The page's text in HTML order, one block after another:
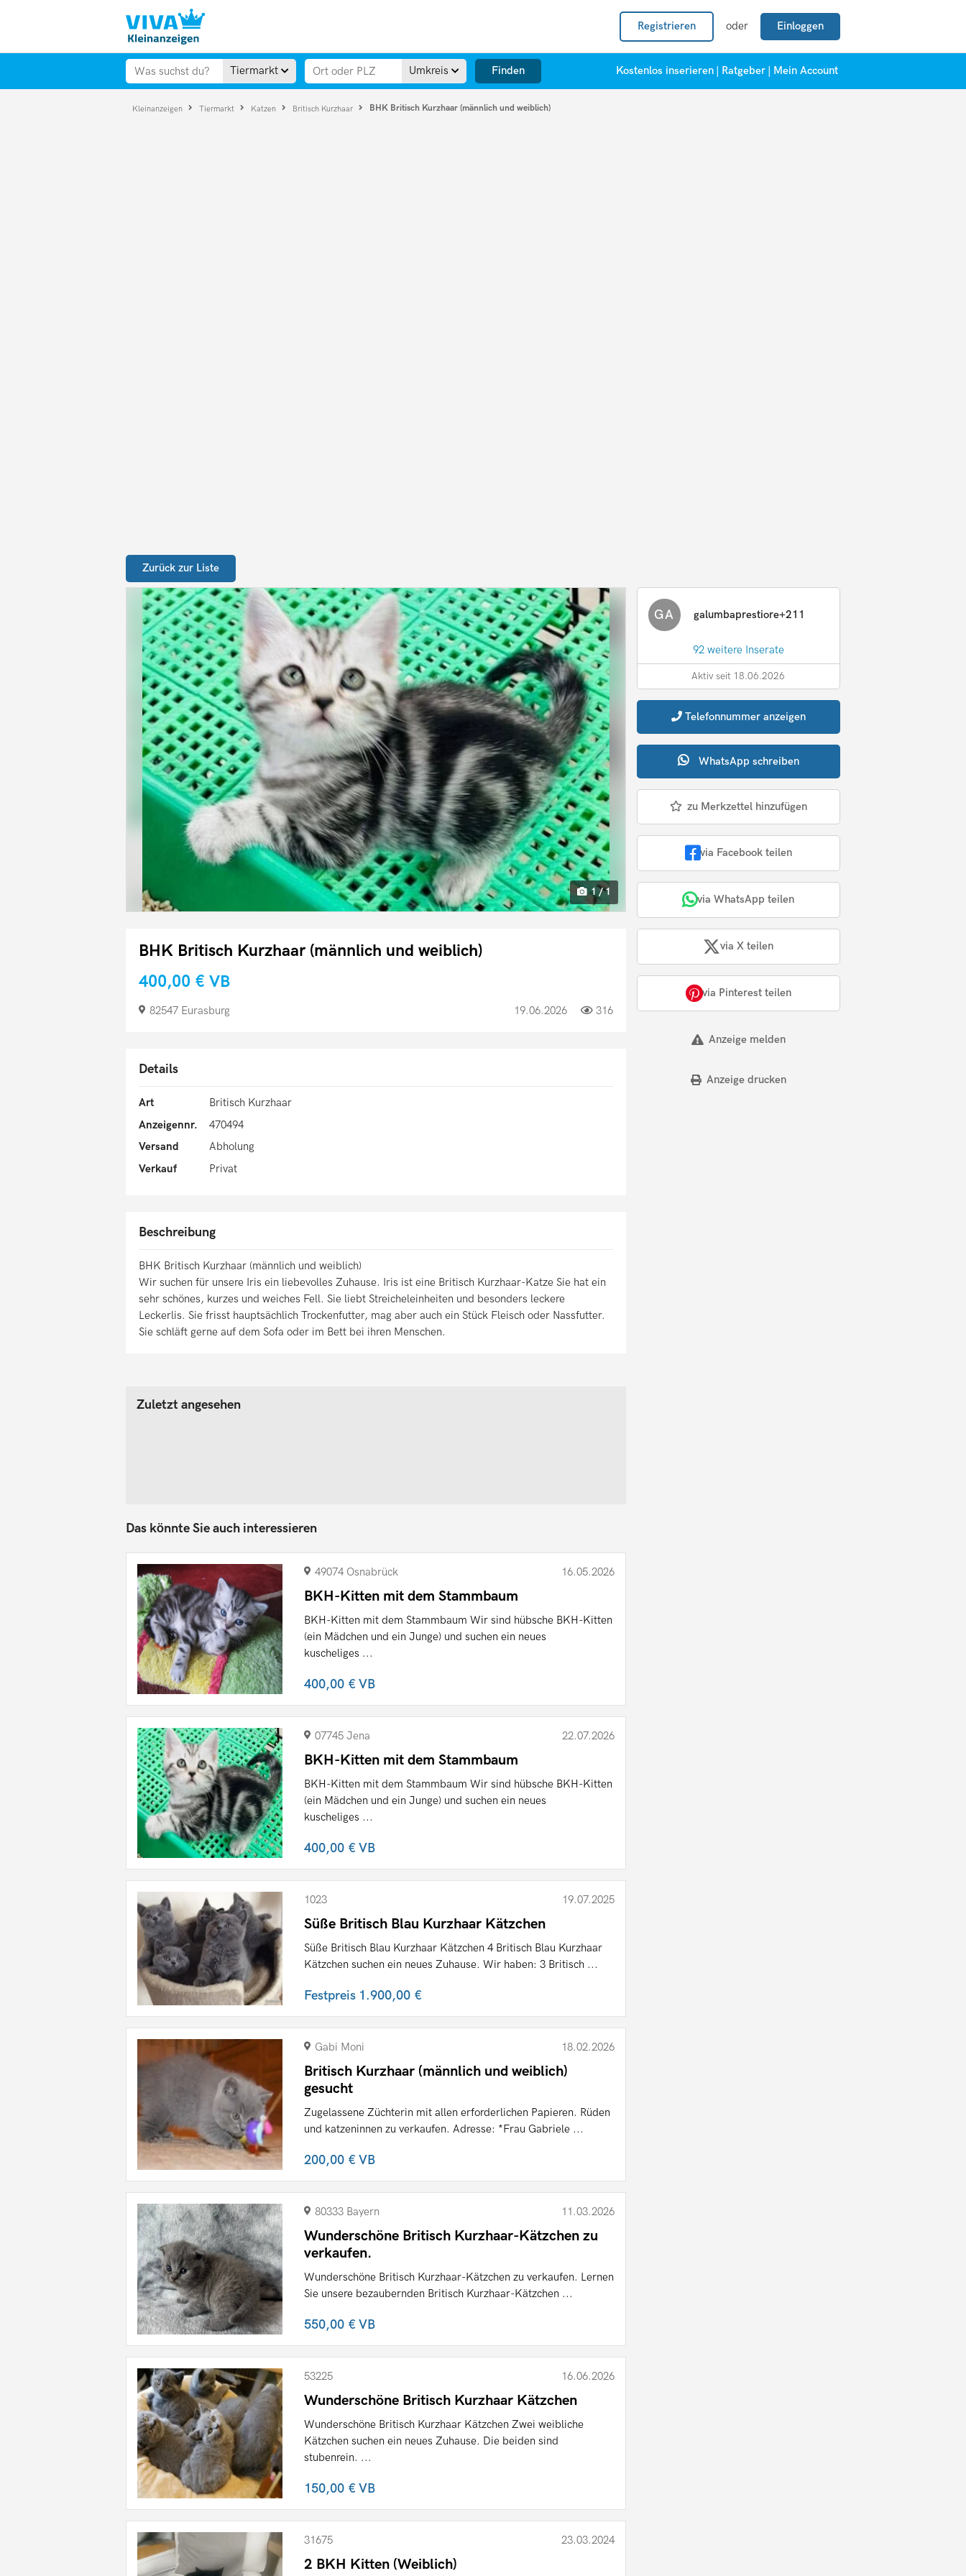
Registrieren oder Einloggen
Tiermarkt Umkreis Finden Kostenlos inserieren Ratgeber Mein Account
Kleinanzeigen Tiermarkt Katzen Britisch Kurzhaar BHK Britisch Kurzhaar (männlich und weiblich)
Zurück zur Liste
1 / 1
BHK Britisch Kurzhaar (männlich und weiblich)
400,00 € VB
82547 Eurasburg 19.06.2026 316
Details
Art
Britisch Kurzhaar
Anzeigennr.
470494
Versand
Abholung
Verkauf
Privat
Beschreibung
BHK Britisch Kurzhaar (männlich und weiblich)
Wir suchen für unsere Iris ein liebevolles Zuhause. Iris ist eine Britisch Kurzhaar-Katze Sie hat ein
sehr schönes, kurzes und weiches Fell. Sie liebt Streicheleinheiten und besonders leckere
Leckerlis. Sie frisst hauptsächlich Trockenfutter, mag aber auch ein Stück Fleisch oder Nassfutter.
Sie schläft gerne auf dem Sofa oder im Bett bei ihren Menschen.
GA galumbaprestiore+211
92 weitere Inserate
Aktiv seit 18.06.2026
Telefonnummer anzeigen
WhatsApp schreiben
zu Merkzettel hinzufügen
via Facebook teilen
via WhatsApp teilen
via X teilen
via Pinterest teilen
Anzeige melden
Anzeige drucken
Zuletzt angesehen
Das könnte Sie auch interessieren
49074 Osnabrück 16.05.2026
BKH-Kitten mit dem Stammbaum
BKH-Kitten mit dem Stammbaum Wir sind hübsche BKH-Kitten
(ein Mädchen und ein Junge) und suchen ein neues
kuscheliges ...
400,00 €VB
07745 Jena 22.07.2026
BKH-Kitten mit dem Stammbaum
BKH-Kitten mit dem Stammbaum Wir sind hübsche BKH-Kitten
(ein Mädchen und ein Junge) und suchen ein neues
kuscheliges ...
400,00 €VB
1023 19.07.2025
Süße Britisch Blau Kurzhaar Kätzchen
Süße Britisch Blau Kurzhaar Kätzchen 4 Britisch Blau Kurzhaar
Kätzchen suchen ein neues Zuhause. Wir haben: 3 Britisch ...
Festpreis 1.900,00 €
Gabi Moni 18.02.2026
Britisch Kurzhaar (männlich und weiblich)
gesucht
Zugelassene Züchterin mit allen erforderlichen Papieren. Rüden
und katzeninnen zu verkaufen. Adresse: *Frau Gabriele ...
200,00 €VB
80333 Bayern 11.03.2026
Wunderschöne Britisch Kurzhaar-Kätzchen zu
verkaufen.
Wunderschöne Britisch Kurzhaar-Kätzchen zu verkaufen. Lernen
Sie unsere bezaubernden Britisch Kurzhaar-Kätzchen ...
550,00 €VB
53225 16.06.2026
Wunderschöne Britisch Kurzhaar Kätzchen
Wunderschöne Britisch Kurzhaar Kätzchen Zwei weibliche
Kätzchen suchen ein neues Zuhause. Die beiden sind
stubenrein. ...
150,00 €VB
31675 23.03.2024
2 BKH Kitten (Weiblich)